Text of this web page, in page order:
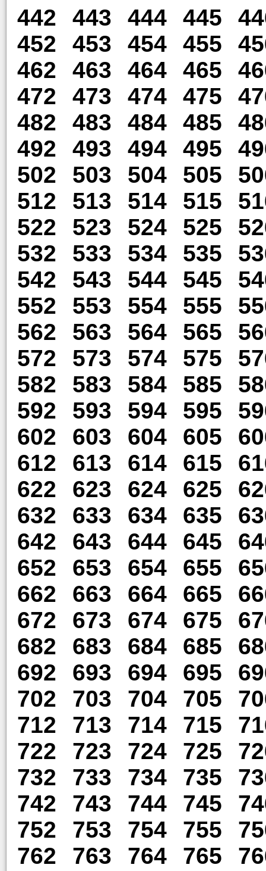
442
443 444 445
452
453 454 455
462
463 464 465
472
473 474 475
482
483 484 485
492
493 494 495
502
503 504 505
512
513 514 515
522
523 524 525
532
533 534 535
542
543 544 545
552
553 554 555
562
563 564 565
572
573 574 575
582
583 584 585
592
593 594 595
602
603 604 605
612
613 614 615
622
623 624 625
632
633 634 635
642
643 644 645
652
653 654 655
662
663 664 665
672
673 674 675
682
683 684 685
692
693 694 695
702
703 704 705
712
713 714 715
722
723 724 725
732
733 734 735
742
743 744 745
752
753 754 755
762
763 764 765